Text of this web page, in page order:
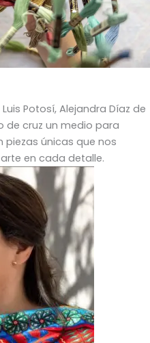
Potosí, Alejandra Díaz de
de cruz un medio para
únicas que nos
en cada detalle.